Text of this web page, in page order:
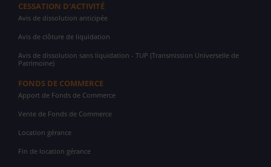
CESSATION D'ACTIVITÉ
Avis de dissolution anticipée
Avis de clôture de liquidation
Avis de dissolution sans liquidation - TUP (Transmission Universelle de
Patrimoine)
FONDS DE COMMERCE
Apport de Fonds de Commerce
Vente de Fonds de Commerce
Location gérance
Fin de location gérance